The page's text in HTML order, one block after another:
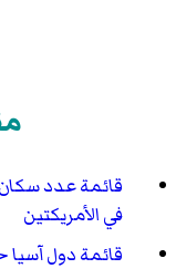
قائمة عدد سكان
في الأمريكتين
قائمة دول